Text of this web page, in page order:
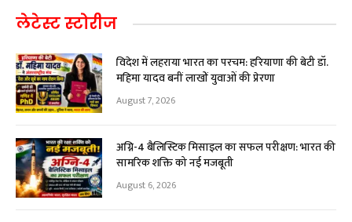
लेटेस्ट स्टोरीज
विदेश में लहराया भारत का परचम: हरियाणा की बेटी डॉ.
महिमा यादव बनीं लाखों युवाओं की प्रेरणा
August 7, 2026
अग्नि-4 बैलिस्टिक मिसाइल का सफल परीक्षण: भारत की
सामरिक शक्ति को नई मजबूती
August 6, 2026